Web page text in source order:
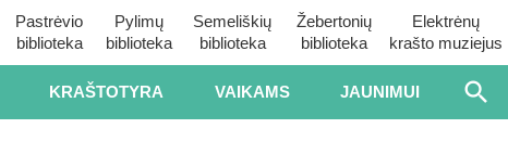
Pastrėvio
biblioteka
Pylimų
biblioteka
Semeliškių
biblioteka
Žebertonių
biblioteka
Elektrėnų
krašto muziejus
KRAŠTOTYRA VAIKAMS JAUNIMUI